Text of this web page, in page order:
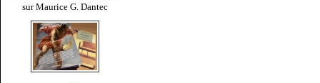
sur Maurice G. Dantec